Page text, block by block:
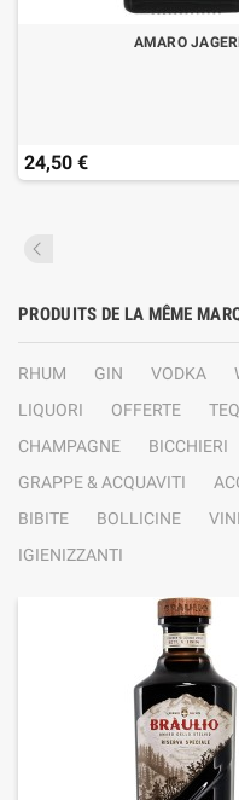
AMARO
24,50 €
PRODUITS DE LA MÊME
RHUM GIN VODKA
LIQUORI
OFFERTE
CHAMPAGNE
BICCHIERI
GRAPPE & ACQUAVITI
BIBITE
BOLLICINE VINI
IGIENIZZANTI